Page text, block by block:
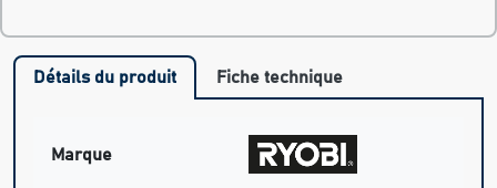
Détails du produit Fiche technique
Marque